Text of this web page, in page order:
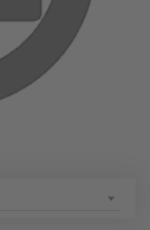
mehr erfahren